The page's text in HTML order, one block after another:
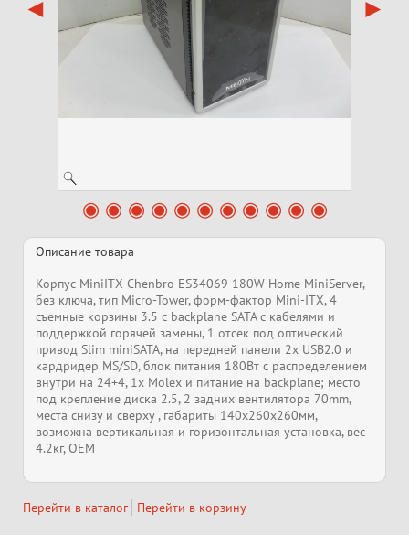
Описание товара
Корпус MiniITX Chenbro ES34069 180W Home MiniServer,
без ключа, тип Micro-Tower, форм-фактор Mini-ITX, 4
съемные корзины 3.5 с backplane SATA с кабелями и
поддержкой горячей замены, 1 отсек под оптический
привод Slim miniSATA, на передней панели 2x USB2.0 и
кардридер MS/SD, блок питания 180Вт с распределением
внутри на 24+4, 1x Molex и питание на backplane; место
под крепление диска 2.5, 2 задних вентилятора 70mm,
места снизу и сверху , габариты 140x260x260мм,
возможна вертикальная и горизонтальная установка, вес
4.2кг, ОЕМ
Перейти в каталог Перейти в корзину